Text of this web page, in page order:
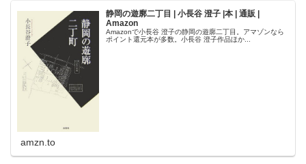
静岡の遊廓二丁目 | 小長谷 澄子 |本 | 通販 |
Amazon
Amazonで小長谷 澄子の静岡の遊廓二丁目。アマゾンなら
ポイント還元本が多数。小長谷 澄子作品ほか...
amzn.to